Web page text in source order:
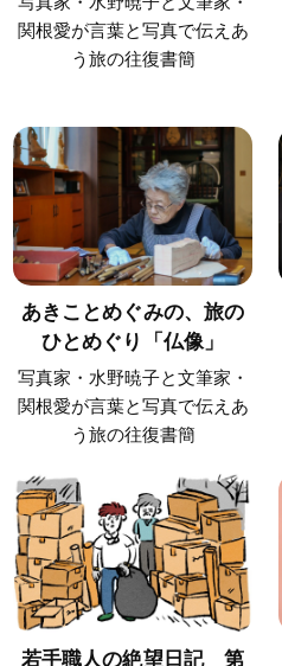
関根愛が言葉と写真で伝えあ
う旅の往復書簡
あきことめぐみの、旅の
ひとめぐり「仏像」
写真家・水野暁子と文筆家・
関根愛が言葉と写真で伝えあ
う旅の往復書簡
若手職人の絶望日記 第